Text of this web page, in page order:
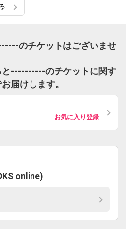
のチケットはございませ
と----------のチケットに関す
届けします。
お気に入り登録
online)